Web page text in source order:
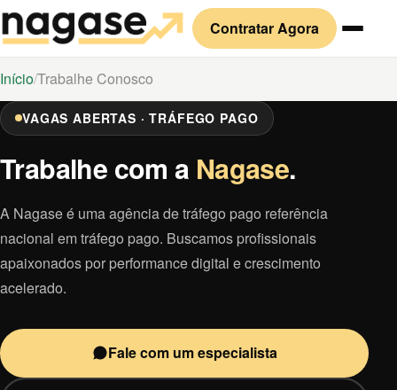
Contratar Agora
InícioTrabalhe Conosco
VAGAS ABERTAS · TRÁFEGO PAGO
Trabalhe com a Nagase.
A Nagase é uma agência de tráfego pago referência
nacional em tráfego pago. Buscamos profissionais
apaixonados por performance digital e crescimento
acelerado.
Fale com um especialista